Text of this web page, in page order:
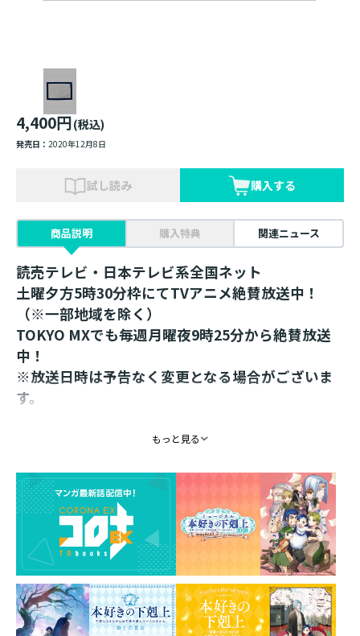
4,400円(税込)
発売日： 2020年12月8日
試し読み 購入する
商品説明 購入特典 関連ニュース
読売テレビ・日本テレビ系全国ネット
土曜夕方5時30分枠にてTVアニメ絶賛放送中！
（※一部地域を除く）
TOKYO MXでも毎週月曜夜9時25分から絶賛放送
中！
※放送日時は予告なく変更となる場合がございま
す。
素材：綿70%・ポリエステル30%
仕様：撥⽔加⼯(刺繍部分除く)
サイズ：L 320mm W 450mm
原産国：⽇本
製造：ブルーミング中⻄
■⼀般的な洗濯可能です。 (柔軟剤のご使⽤は避けてく
ださい)
■ワンポイント刺繍は撥⽔となっておりません。
もっと見る